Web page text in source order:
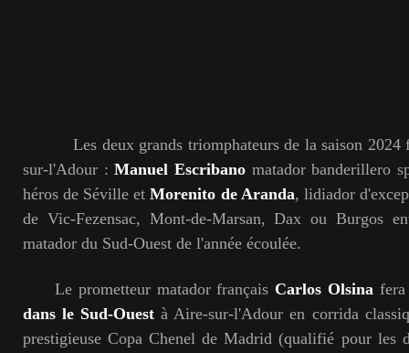
Les deux grands triomphateurs de la saison 2024
sur-l'Adour :Manuel Escribano matador banderillero
héros de Séville etMorenito de Aranda, lidiador
de Vic-Fezensac, Mont-de-Marsan, Dax ou Burgos
matador du Sud-Ouest de l'année écoulée.
Le prometteur matador français Carlos Olsina
dans le Sud-Ouest à Aire-sur-l'Adour en corrida
prestigieuse Copa Chenel de Madrid (qualifié pour les